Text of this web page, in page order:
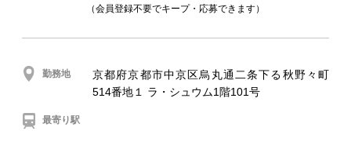
（会員登録不要でキープ・応募できます）
勤務地
京都府京都市中京区烏丸通二条下る秋野々町
514番地１ ラ・シュウム1階101号
最寄り駅